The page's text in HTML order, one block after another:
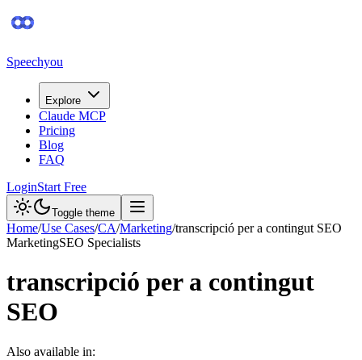
Speechyou
Explore
Claude MCP
Pricing
Blog
FAQ
LoginStart Free
Toggle theme
Home/Use Cases/CA/Marketing/transcripció per a contingut SEO
MarketingSEO Specialists
transcripció per a contingut
SEO
Also available in: